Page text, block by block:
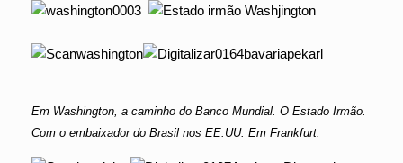
Em Washington, a caminho do Banco Mundial. O Estado Irmão.
Com o embaixador do Brasil nos EE.UU. Em Frankfurt.